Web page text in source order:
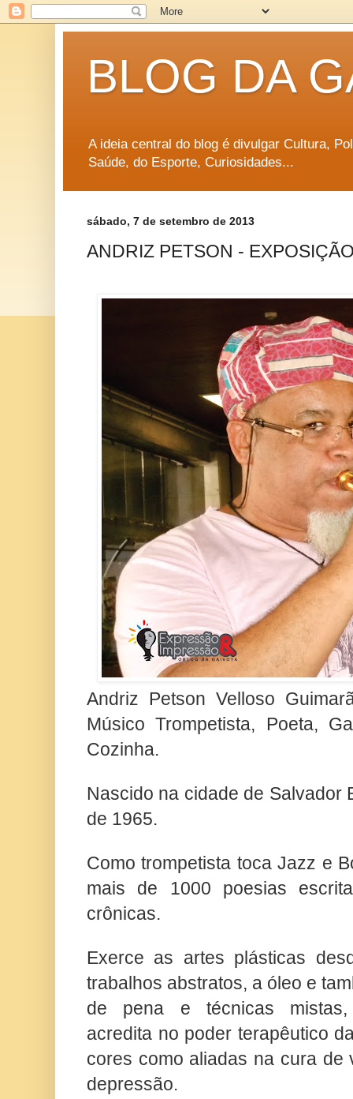
BLOG DA
A ideia central do blog é divulgar Cultura,
Saúde, do Esporte, Curiosidades...
sábado, 7 de setembro de 2013
ANDRIZ PETSON -
Andriz Petson Velloso
Músico Trompetista, Poeta,
Cozinha.
Nascido na cidade de Salvador
de 1965.
Como trompetista toca Jazz e
mais de 1000 poesias
crônicas.
Exerce as artes plásticas
trabalhos abstratos, a óleo e
de pena e técnicas
acredita no poder terapêutico
cores como aliadas na cura de
depressão.